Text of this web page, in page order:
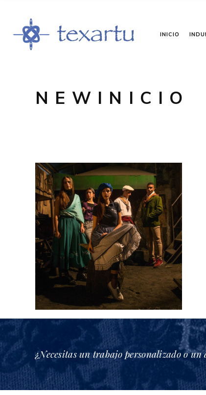
INICIO
NEWINICIO
¿Necesitas un trabajo personalizado o un